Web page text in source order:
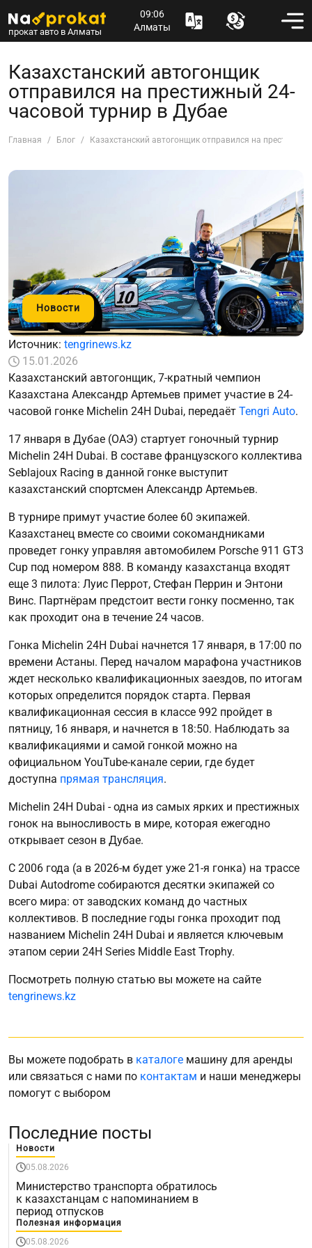
прокат авто в Алматы
09:06
Алматы
Казахстанский автогонщик
отправился на престижный 24-
часовой турнир в Дубае
Главная Блог Казахстанский автогонщик отправился на
Новости
Источник: tengrinews.kz
15.01.2026
Казахстанский автогонщик, 7-кратный чемпион
Казахстана Александр Артемьев примет участие в 24-
часовой гонке Michelin 24H Dubai, передаёт Tengri Auto.
17 января в Дубае (ОАЭ) стартует гоночный турнир
Michelin 24H Dubai. В составе французского коллектива
Seblajoux Racing в данной гонке выступит
казахстанский спортсмен Александр Артемьев.
В турнире примут участие более 60 экипажей.
Казахстанец вместе со своими сокомандниками
проведет гонку управляя автомобилем Porsche 911 GT3
Cup под номером 888. В команду казахстанца входят
еще 3 пилота: Луис Перрот, Стефан Перрин и Энтони
Винс. Партнёрам предстоит вести гонку посменно, так
как проходит она в течение 24 часов.
Гонка Michelin 24H Dubai начнется 17 января, в 17:00 по
времени Астаны. Перед началом марафона участников
ждет несколько квалификационных заездов, по итогам
которых определится порядок старта. Первая
квалификационная сессия в классе 992 пройдет в
пятницу, 16 января, и начнется в 18:50. Наблюдать за
квалификациями и самой гонкой можно на
официальном YouTube-канале серии, где будет
доступна прямая трансляция.
Michelin 24H Dubai - одна из самых ярких и престижных
гонок на выносливость в мире, которая ежегодно
открывает сезон в Дубае.
С 2006 года (а в 2026-м будет уже 21-я гонка) на трассе
Dubai Autodrome собираются десятки экипажей со
всего мира: от заводских команд до частных
коллективов. В последние годы гонка проходит под
названием Michelin 24H Dubai и является ключевым
этапом серии 24H Series Middle East Trophy.
Посмотреть полную статью вы можете на сайте
tengrinews.kz
Вы можете подобрать в каталоге машину для аренды
или связаться с нами по контактам и наши менеджеры
помогут с выбором
Последние посты
Новости
05.08.2026
Министерство транспорта обратилось
к казахстанцам с напоминанием в
период отпусков
Полезная информация
05.08.2026